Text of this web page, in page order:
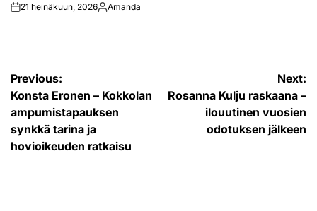
on21 heinäkuun, 2026Posted
Amanda
Artikkelien
selaus
Previous:
Konsta Eronen – Kokkolan
ampumistapauksen
synkkä tarina ja
hovioikeuden ratkaisu
Next:
Rosanna Kulju raskaana –
ilouutinen vuosien
odotuksen jälkeen